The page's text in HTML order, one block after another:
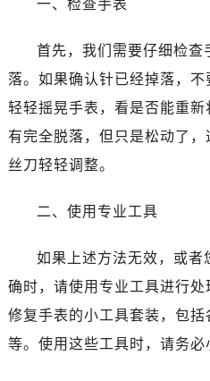
一、检查手表
首先，我们需要仔细检查
落。如果确认针已经掉落，
轻轻摇晃手表，看是否能重
有完全脱落，但只是松动了
丝刀轻轻调整。
二、使用专业工具
如果上述方法无效，或者
确时，请使用专业工具进行
修复手表的小工具套装，包
等。使用这些工具时，请务必